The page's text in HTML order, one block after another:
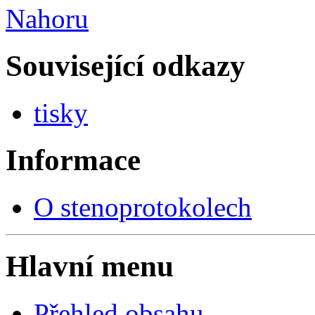
Nahoru
Související odkazy
tisky
Informace
O stenoprotokolech
Hlavní menu